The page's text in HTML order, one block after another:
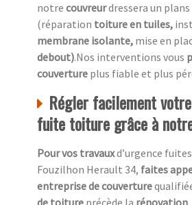
notre couvreurdressera un plans
(réparation toiture en tuiles,
membrane isolante, mise en
debout).Nos interventions vous
couverture plus fiable et plus
Régler facilement
fuite toiture grâce à
Pour vos travauxd’urgence
Fouzilhon Herault 34, faites
entreprise de couverture